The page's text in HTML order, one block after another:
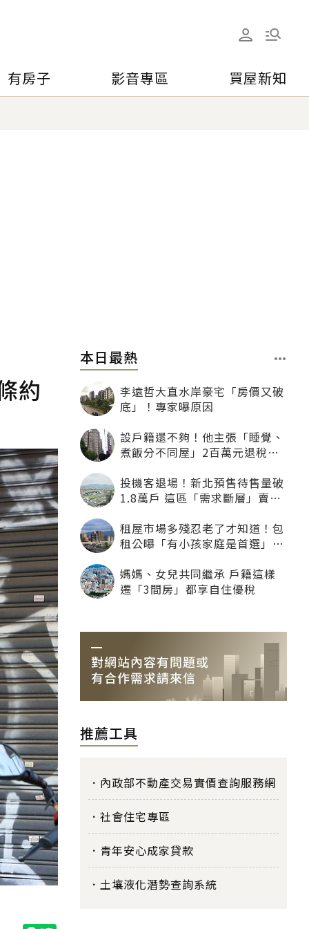
有房子 影音專區 買屋新知
約
本日最熱
李遠哲大直水岸豪宅「房價又破
底」！專家曝原因
設戶籍還不夠！他主張「睡覺、
煮飯分不同屋」2百萬元退稅照
投機客退場！新北預售待售量破
1.8萬戶 這區「需求斷層」賣壓
租屋市場多殘忍老了才知道！包
租公曝「有小孩家庭是首選」：
媽媽、女兒共同繼承 戶籍這樣
遷「3間房」都享自住優稅
推薦工具
內政部不動產交易實價查詢服務網
社會住宅專區
青年安心成家貸款
土壤液化潛勢查詢系統